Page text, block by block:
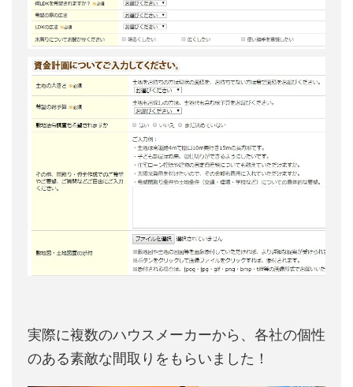
実際に複数のハウスメーカーから、各社の個性
のある素敵な間取りをもらいました！